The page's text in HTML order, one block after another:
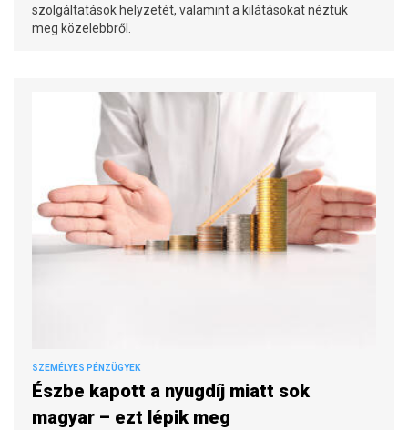
szolgáltatások helyzetét, valamint a kilátásokat néztük
meg közelebbről.
SZEMÉLYES PÉNZÜGYEK
Észbe kapott a nyugdíj miatt sok
magyar – ezt lépik meg